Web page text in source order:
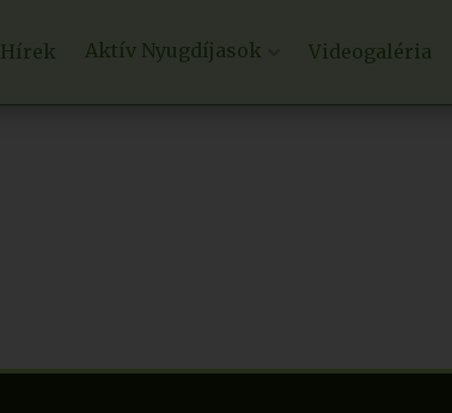
Hírek Aktív Nyugdíjasok Videogaléria